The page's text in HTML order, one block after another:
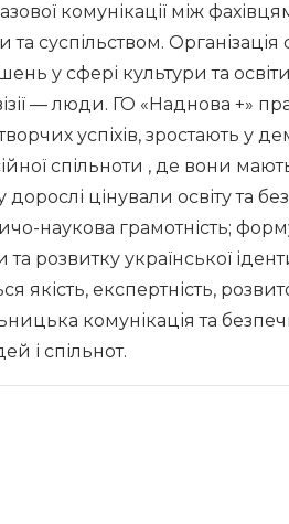
комунікації між
суспільством.
у сфері культури та
— люди. ГО «Наднова +»
успіхів, зростають у
спільноти , де вони
цінували освіту та
наукова грамотність;
розвитку української
якість, експертність,
комунікація та
і спільнот.